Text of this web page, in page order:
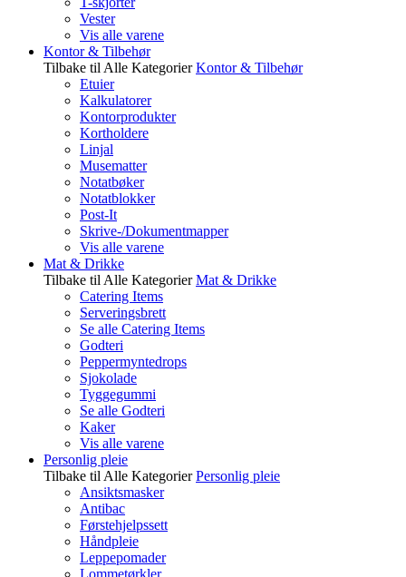
Vester
Vis alle varene
Kontor & Tilbehør
Tilbake til Alle Kategorier Kontor & Tilbehør
Etuier
Kalkulatorer
Kontorprodukter
Kortholdere
Linjal
Musematter
Notatbøker
Notatblokker
Post-It
Skrive-/Dokumentmapper
Vis alle varene
Mat & Drikke
Tilbake til Alle Kategorier Mat & Drikke
Catering Items
Serveringsbrett
Se alle Catering Items
Godteri
Peppermyntedrops
Sjokolade
Tyggegummi
Se alle Godteri
Kaker
Vis alle varene
Personlig pleie
Tilbake til Alle Kategorier Personlig pleie
Ansiktsmasker
Antibac
Førstehjelpssett
Håndpleie
Leppepomader
Lommetørkler